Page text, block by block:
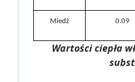
Miedź 0.09
Wartości ciepła